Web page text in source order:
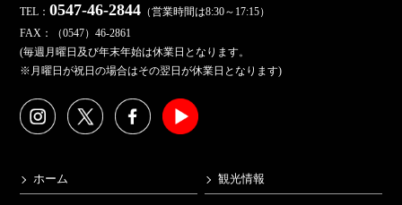
TEL：0547-46-2844 （営業時間は8:30～17:15）
FAX：（0547）46-2861
(毎週月曜日及び年末年始は休業日となります。
※月曜日が祝日の場合はその翌日が休業日となります)
ホーム 観光情報